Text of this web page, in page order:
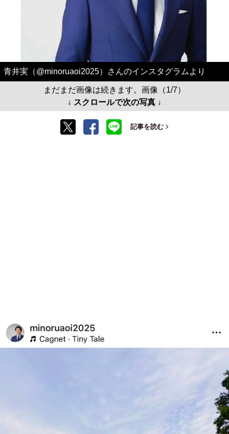
青井実（@minoruaoi2025）さんのインスタグラムより
まだまだ画像は続きます。画像（1/7）
↓ スクロールで次の写真 ↓
記事を読む